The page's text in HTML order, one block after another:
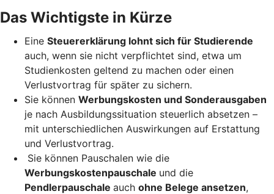
Das Wichtigste in Kürze
Eine Steuererklärung lohnt sich für Studierende
auch, wenn sie nicht verpflichtet sind, etwa um
Studienkosten geltend zu machen oder einen
Verlustvortrag für später zu sichern.
Sie können Werbungskosten und Sonderausgaben
je nach Ausbildungssituation steuerlich absetzen –
mit unterschiedlichen Auswirkungen auf Erstattung
und Verlustvortrag.
Sie können Pauschalen wie die
Werbungskostenpauschale und die
Pendlerpauschale auch ohne Belege ansetzen,